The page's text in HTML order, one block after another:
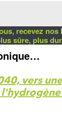
recevez
sûre, plus
vers
l'hydrogène